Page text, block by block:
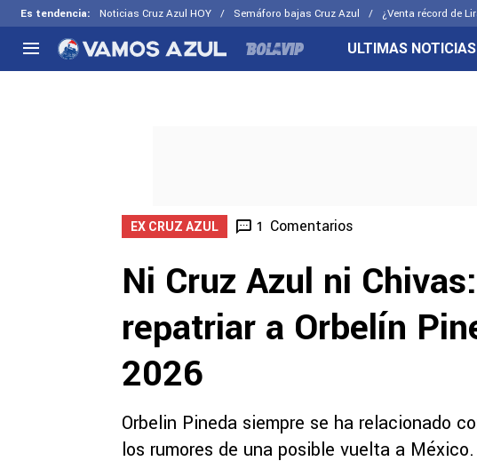
Es tendencia: Noticias Cruz Azul HOY Semáforo bajas Cruz Azul ¿Venta récord de
Selección Mexicana
ULTIMAS NOTICIAS
EX CRUZ AZUL 1 Comentarios
Ni Cruz Azul ni
repatriar a Orbelín
2026
Orbelin Pineda siempre se ha relacionado
los rumores de una posible vuelta a México.